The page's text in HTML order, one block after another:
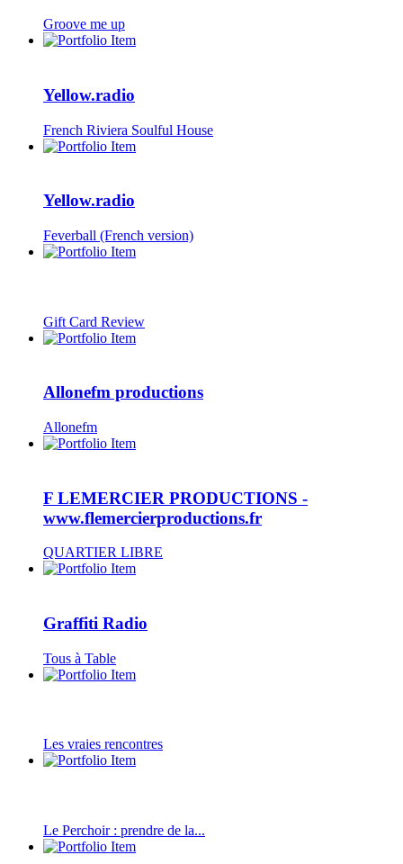
Groove me up
Yellow.radio
French Riviera Soulful House
Yellow.radio
Feverball (French version)
Gift Card Review
Allonefm productions
Allonefm
F LEMERCIER PRODUCTIONS -
www.flemercierproductions.fr
QUARTIER LIBRE
Graffiti Radio
Tous à Table
Les vraies rencontres
Le Perchoir : prendre de la...